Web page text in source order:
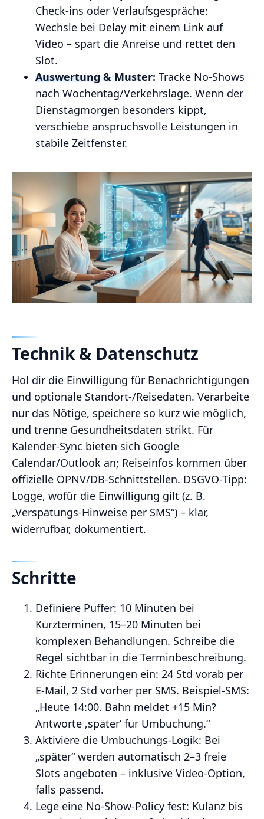
Check-ins oder Verlaufsgespräche:
Wechsle bei Delay mit einem Link auf
Video – spart die Anreise und rettet den
Slot.
Auswertung & Muster: Tracke No-Shows
nach Wochentag/Verkehrslage. Wenn der
Dienstagmorgen besonders kippt,
verschiebe anspruchsvolle Leistungen in
stabile Zeitfenster.
Technik & Datenschutz
Hol dir die Einwilligung für Benachrichtigungen
und optionale Standort-/Reisedaten. Verarbeite
nur das Nötige, speichere so kurz wie möglich,
und trenne Gesundheitsdaten strikt. Für
Kalender-Sync bieten sich Google
Calendar/Outlook an; Reiseinfos kommen über
offizielle ÖPNV/DB-Schnittstellen. DSGVO-Tipp:
Logge, wofür die Einwilligung gilt (z. B.
„Verspätungs-Hinweise per SMS“) – klar,
widerrufbar, dokumentiert.
Schritte
Definiere Puffer: 10 Minuten bei
Kurzterminen, 15–20 Minuten bei
komplexen Behandlungen. Schreibe die
Regel sichtbar in die Terminbeschreibung.
Richte Erinnerungen ein: 24 Std vorab per
E-Mail, 2 Std vorher per SMS. Beispiel-SMS:
„Heute 14:00. Bahn meldet +15 Min?
Antworte ‚später‘ für Umbuchung.“
Aktiviere die Umbuchungs-Logik: Bei
„später“ werden automatisch 2–3 freie
Slots angeboten – inklusive Video-Option,
falls passend.
Lege eine No-Show-Policy fest: Kulanz bis